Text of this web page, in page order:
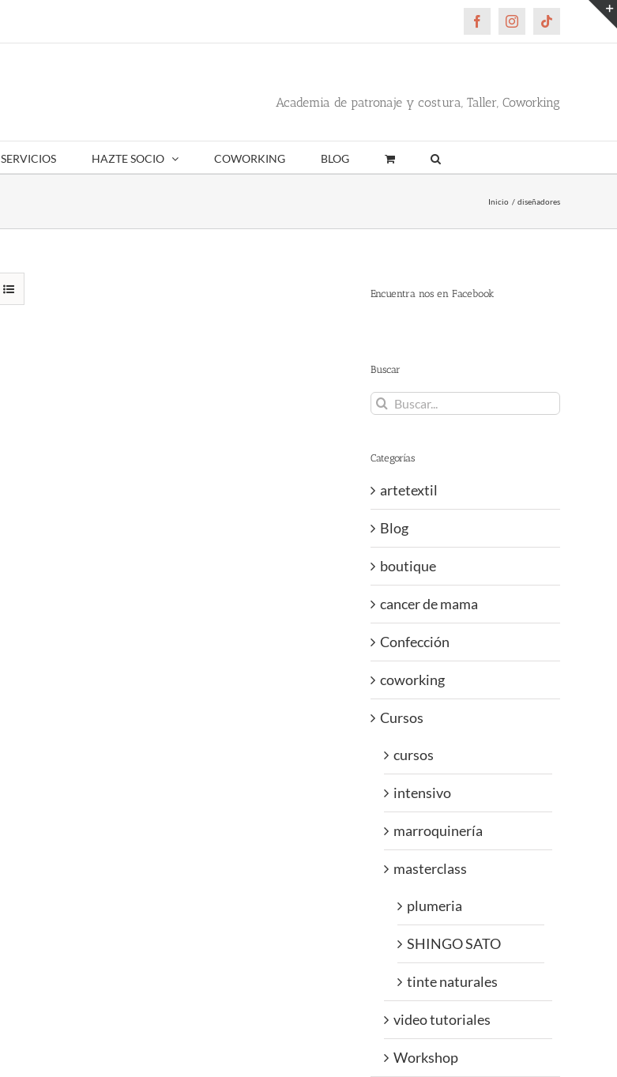
FacebookInstagramTiktok
Academia de patronaje y costura, Taller, Coworking
SERVICIOS HAZTE SOCIO COWORKING BLOG
Inicio diseñadores
Encuentra nos en Facebook
Buscar
Buscar:
Categorías
artetextil
Blog
boutique
cancer de mama
Confección
coworking
Cursos
cursos
intensivo
marroquinería
masterclass
plumeria
SHINGO SATO
tinte naturales
video tutoriales
Workshop